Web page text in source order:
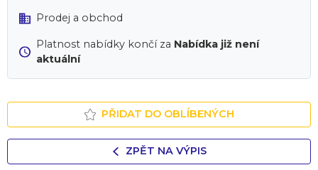
Prodej a obchod
Platnost nabídky končí za Nabídka již není
aktuální
PŘIDAT DO OBLÍBENÝCH
ZPĚT NA VÝPIS